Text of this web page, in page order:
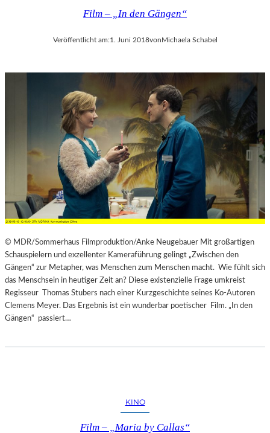
Film – „In den Gängen“
Veröffentlicht am:1. Juni 2018vonMichaela Schabel
© MDR/Sommerhaus Filmproduktion/Anke Neugebauer Mit großartigen
Schauspielern und exzellenter Kameraführung gelingt „Zwischen den
Gängen“ zur Metapher, was Menschen zum Menschen macht. Wie fühlt sich
das Menschsein in heutiger Zeit an? Diese existenzielle Frage umkreist
Regisseur Thomas Stubers nach einer Kurzgeschichte seines Ko-Autoren
Clemens Meyer. Das Ergebnis ist ein wunderbar poetischer Film. „In den
Gängen“ passiert…
KINO
Film – „Maria by Callas“